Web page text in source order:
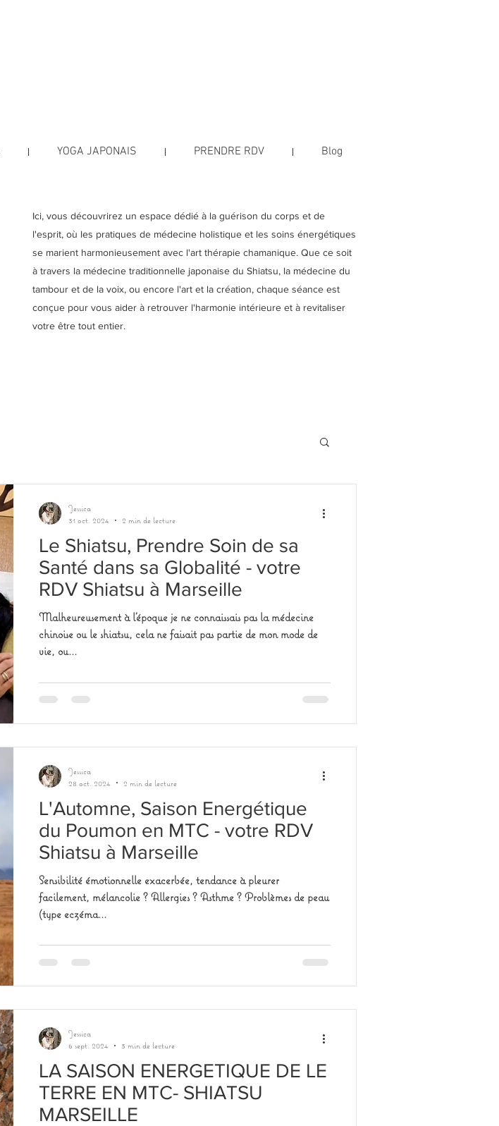
YOGA JAPONAIS PRENDRE RDV Blog
Ici, vous découvrirez un espace dédié à la guérison du corps et de
l'esprit, où les pratiques de médecine holistique et les soins énergétiques
se marient harmonieusement avec l'art thérapie chamanique. Que ce soit
à travers la médecine traditionnelle japonaise du Shiatsu, la médecine du
tambour et de la voix, ou encore l'art et la création, chaque séance est
conçue pour vous aider à retrouver l'harmonie intérieure et à revitaliser
votre être tout entier.
Le Shiatsu, Prendre Soin de sa
Santé dans sa Globalité - votre
RDV Shiatsu à Marseille
Malheureusement à l'époque je ne connaissais pas la médecine
chinoise ou le shiatsu, cela ne faisait pas partie de mon mode de
vie, ou...
Jessica
31 oct. 2024
2 min de lecture
L'Automne, Saison Energétique
du Poumon en MTC - votre RDV
Shiatsu à Marseille
Sensibilité émotionnelle exacerbée, tendance à pleurer
facilement, mélancolie ? Allergies ? Asthme ? Problèmes de peau
(type eczéma...
Jessica
28 oct. 2024
2 min de lecture
LA SAISON ENERGETIQUE DE LE
TERRE EN MTC- SHIATSU
MARSEILLE
Jessica
6 sept. 2024
3 min de lecture